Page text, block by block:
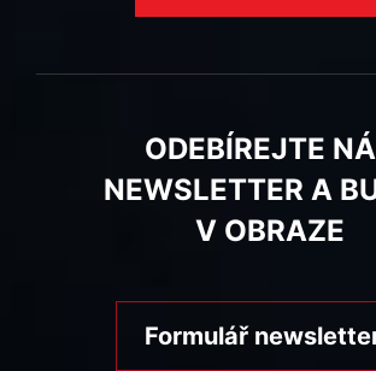
ODEBÍREJTE
NEWSLETTER A
V OBRAZE
Formulář